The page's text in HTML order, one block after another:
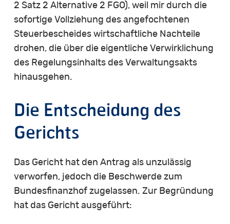
2 Satz 2 Alternative 2 FGO), weil mir durch die
sofortige Vollziehung des angefochtenen
Steuerbescheides wirtschaftliche Nachteile
drohen, die über die eigentliche Verwirklichung
des Regelungsinhalts des Verwaltungsakts
hinausgehen.
Die Entscheidung des
Gerichts
Das Gericht hat den Antrag als unzulässig
verworfen, jedoch die Beschwerde zum
Bundesfinanzhof zugelassen. Zur Begründung
hat das Gericht ausgeführt: